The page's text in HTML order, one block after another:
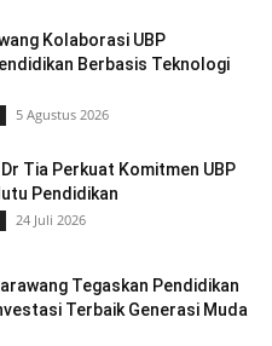
Kolaborasi UBP
Berbasis Teknologi
5 Agustus 2026
Tia Perkuat Komitmen UBP
Pendidikan
24 Juli 2026
Tegaskan Pendidikan
Terbaik Generasi Muda